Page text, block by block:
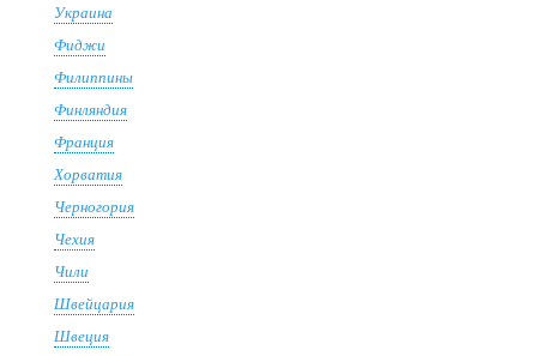
Украина
Фиджи
Филиппины
Финляндия
Франция
Хорватия
Черногория
Чехия
Чили
Швейцария
Швеция